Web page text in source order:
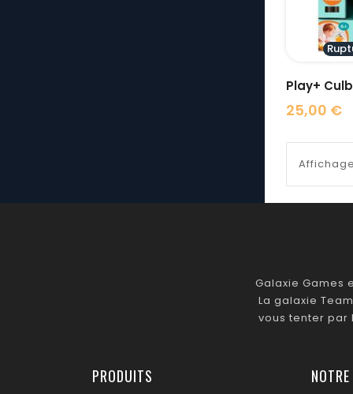
25,00 €
Prix
Galaxie Games
La galaxie
vous tenter par
PRODUITS